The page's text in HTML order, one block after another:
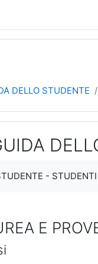
DELLO STUDENTE
- STUDENTI
E